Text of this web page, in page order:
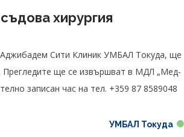
хирургия
Сити Клиник УМБАЛ Токуда, ще
записан час на тел. +359 87 8589048
УМБАЛ Токуда